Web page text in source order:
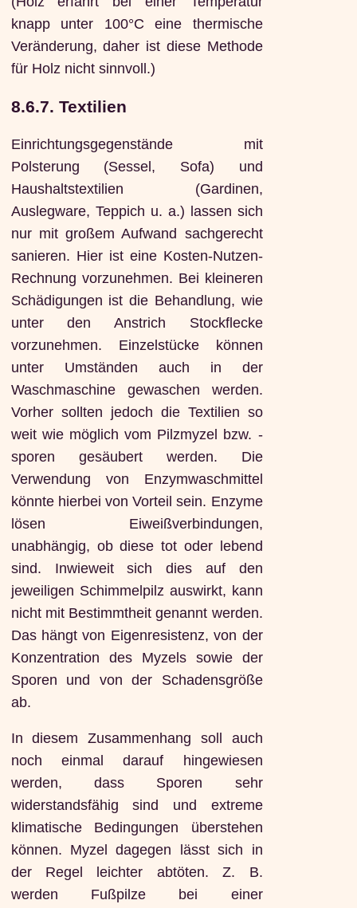
knapp unter 100°C eine thermische
Veränderung, daher ist diese Methode
für Holz nicht sinnvoll.)
8.6.7. Textilien
Einrichtungsgegenstände mit
Polsterung (Sessel, Sofa) und
Haushaltstextilien (Gardinen,
Auslegware, Teppich u. a.) lassen sich
nur mit großem Aufwand sachgerecht
sanieren. Hier ist eine Kosten-Nutzen-
Rechnung vorzunehmen. Bei kleineren
Schädigungen ist die Behandlung, wie
unter den Anstrich Stockflecke
vorzunehmen. Einzelstücke können
unter Umständen auch in der
Waschmaschine gewaschen werden.
Vorher sollten jedoch die Textilien so
weit wie möglich vom Pilzmyzel bzw. -
sporen gesäubert werden. Die
Verwendung von Enzymwaschmittel
könnte hierbei von Vorteil sein. Enzyme
lösen Eiweißverbindungen,
unabhängig, ob diese tot oder lebend
sind. Inwieweit sich dies auf den
jeweiligen Schimmelpilz auswirkt, kann
nicht mit Bestimmtheit genannt werden.
Das hängt von Eigenresistenz, von der
Konzentration des Myzels sowie der
Sporen und von der Schadensgröße
ab.
In diesem Zusammenhang soll auch
noch einmal darauf hingewiesen
werden, dass Sporen sehr
widerstandsfähig sind und extreme
klimatische Bedingungen überstehen
können. Myzel dagegen lässt sich in
der Regel leichter abtöten. Z. B.
werden Fußpilze bei einer